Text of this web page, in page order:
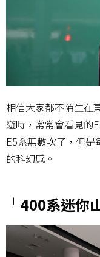
相信大家都不陌生在
遊時，常常會看見的
E5系無數次了，但
的科幻感。
└400系迷你